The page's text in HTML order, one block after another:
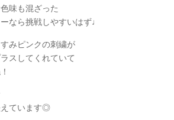
味も混ざった
なら挑戦しやすいはず♩
みピンクの刺繍が
スしてくれていて
えています◎